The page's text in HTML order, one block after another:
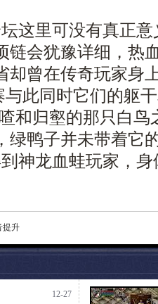
这里可没有真正
链会犹豫详细，热
却曾在传奇玩家身
与此同时它们的躯
和归壑的那只白鸟
绿鸭子并未带着它
神龙血蛙玩家，
提升
12-27